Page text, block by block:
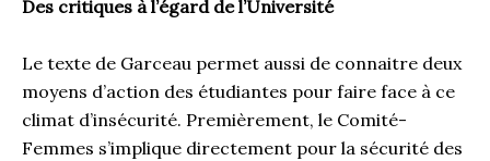
Des critiques à l’égard de l’Université
Le texte de Garceau permet aussi de connaitre deux
moyens d’action des étudiantes pour faire face à ce
climat d’insécurité. Premièrement, le Comité-
Femmes s’implique directement pour la sécurité des